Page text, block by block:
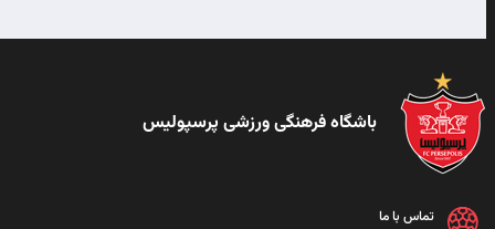
باشگاه فرهنگی ورزشی پرسپولیس
تماس با ما